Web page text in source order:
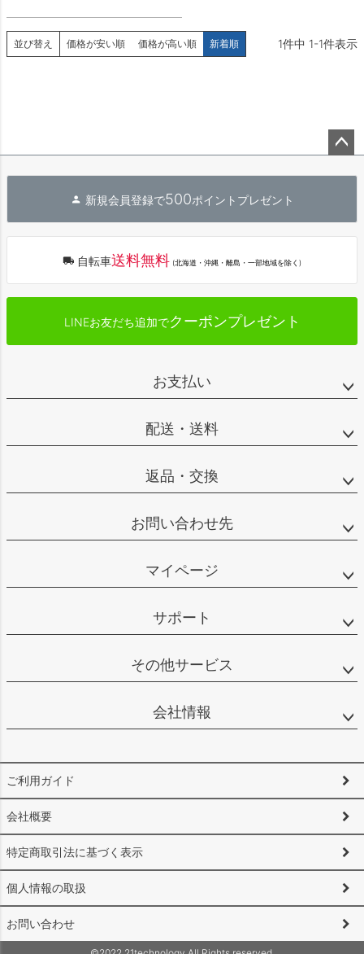
並び替え 価格が安い順 価格が高い順 新着順 1件中 1-1件表示
新規会員登録で500ポイントプレゼント
自転車送料無料 (北海道・沖縄・離島・一部地域を除く)
LINEお友だち追加でクーポンプレゼント
お支払い
配送・送料
返品・交換
お問い合わせ先
マイページ
サポート
その他サービス
会社情報
ご利用ガイド
会社概要
特定商取引法に基づく表示
個人情報の取扱
お問い合わせ